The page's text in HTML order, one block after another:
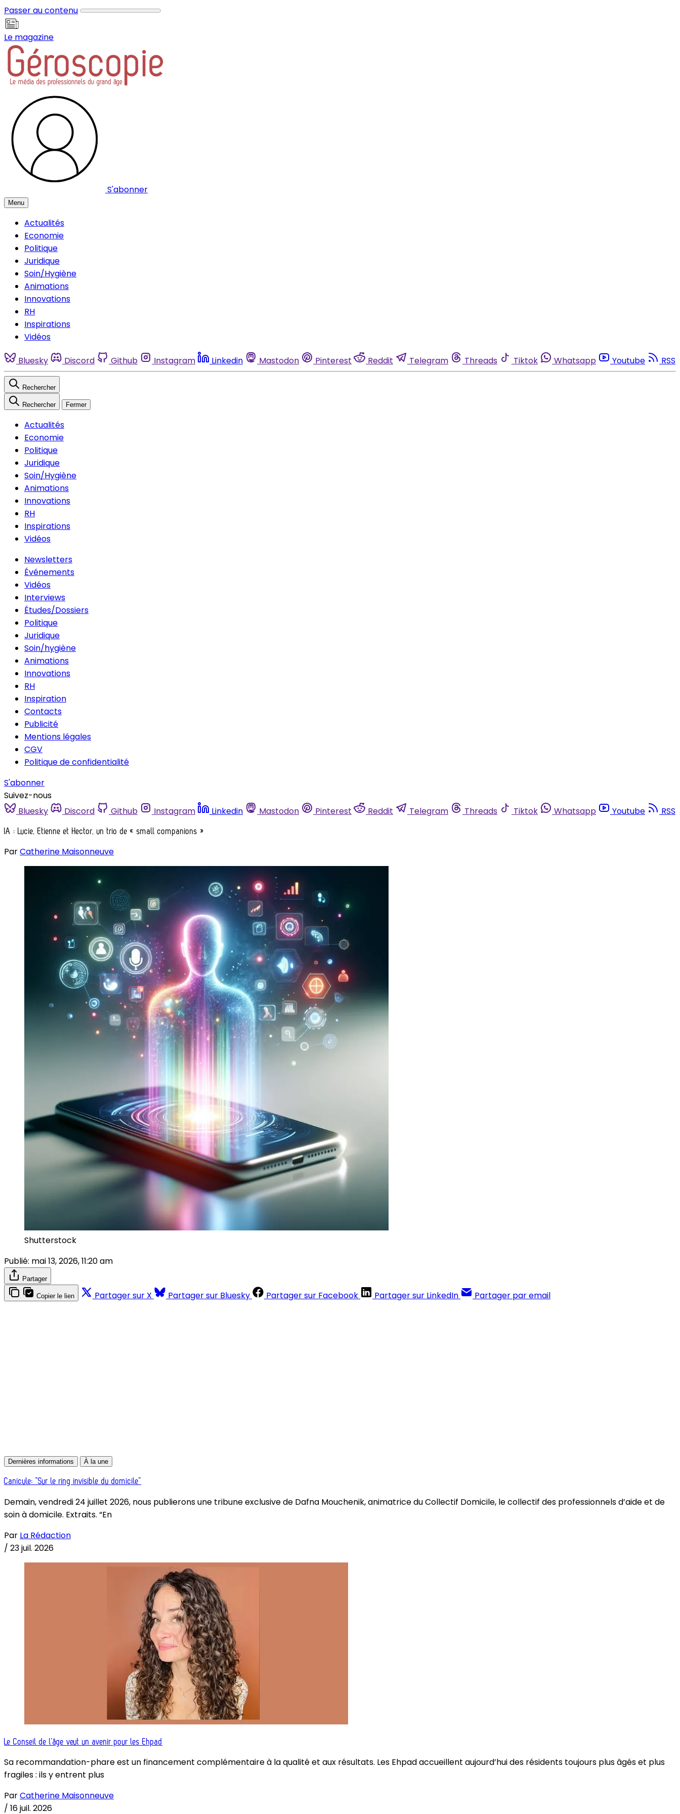
Passer au contenu
Le magazine
S'abonner
Menu
Actualités
Economie
Politique
Juridique
Soin/Hygiène
Animations
Innovations
RH
Inspirations
Vidéos
Bluesky Discord Github Instagram Linkedin Mastodon Pinterest Reddit Telegram Threads Tiktok Whatsapp Youtube RSS
Rechercher
Rechercher Fermer
Actualités
Economie
Politique
Juridique
Soin/Hygiène
Animations
Innovations
RH
Inspirations
Vidéos
Newsletters
Événements
Vidéos
Interviews
Études/Dossiers
Politique
Juridique
Soin/hygiène
Animations
Innovations
RH
Inspiration
Contacts
Publicité
Mentions légales
CGV
Politique de confidentialité
S'abonner
Suivez-nous
Bluesky
Discord Github Instagram Linkedin Mastodon Pinterest Reddit Telegram Threads Tiktok Whatsapp Youtube RSS
IA : Lucie, Etienne et Hector, un trio de « small companions »
ParCatherine Maisonneuve
Shutterstock
Publié: mai 13, 2026, 11:20 am
Partager
Copier le lien Partager sur X Partager sur Bluesky Partager sur Facebook Partager sur LinkedIn Partager par email
Dernières informations À la une
Canicule: “Sur le ring invisible du domicile”
Demain, vendredi 24 juillet 2026, nous publierons une tribune exclusive de Dafna Mouchenik, animatrice du Collectif Domicile, le collectif des professionnels d’aide et de
soin à domicile. Extraits. “En
Par La Rédaction
/ 23 juil. 2026
Le Conseil de l’âge veut un avenir pour les Ehpad
Sa recommandation-phare est un financement complémentaire à la qualité et aux résultats. Les Ehpad accueillent aujourd’hui des résidents toujours plus âgés et plus
fragiles : ils y entrent plus
ParCatherine Maisonneuve
/ 16 juil. 2026
Panneau de gestion des cookies